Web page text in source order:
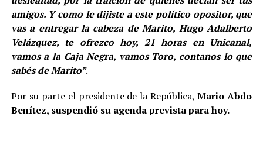
amigos. Y como le dijiste a este político opositor, que
vas a entregar la cabeza de Marito, Hugo Adalberto
Velázquez, te ofrezco hoy, 21 horas en Unicanal,
vamos a la Caja Negra, vamos Toro, contanos lo que
sabés de Marito”.
Por su parte el presidente de la República,Mario Abdo
Benítez, suspendió su agenda prevista para hoy.